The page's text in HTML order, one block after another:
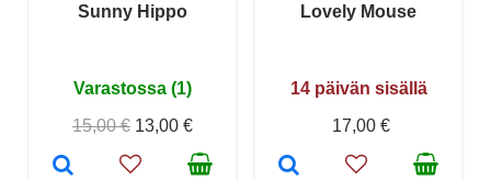
Sunny Hippo
Varastossa (1)
15,00 € 13,00 €
Lovely Mouse
14 päivän sisällä
17,00 €